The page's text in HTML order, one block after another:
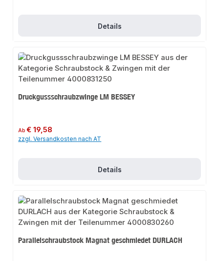
Details
Druckgussschraubzwinge LM BESSEY
Regulärer Preis:
Ab€ 19,58
zzgl. Versandkosten nach AT
Details
Parallelschraubstock Magnat geschmiedet DURLACH